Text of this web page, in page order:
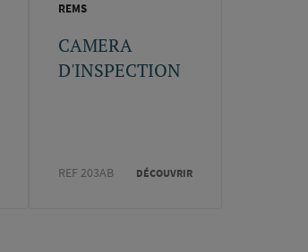
REMS
CAMERA
D'INSPECTION
REF 203AB DÉCOUVRIR